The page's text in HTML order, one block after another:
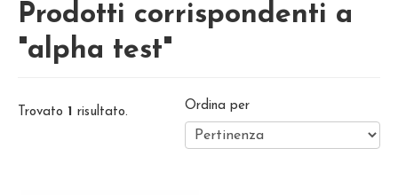
Prodotti corrispondenti a
"alpha test"
Trovato 1 risultato. Ordina per